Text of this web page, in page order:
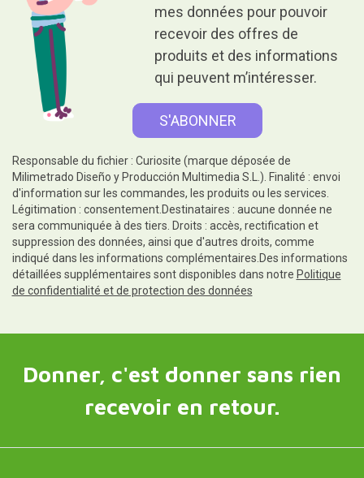
mes données pour pouvoir
recevoir des offres de
produits et des informations
qui peuvent m’intéresser.
Responsable du fichier : Curiosite (marque déposée de
Milimetrado Diseño y Producción Multimedia S.L.). Finalité : envoi
d'information sur les commandes, les produits ou les services.
Légitimation : consentement.Destinataires : aucune donnée ne
sera communiquée à des tiers. Droits : accès, rectification et
suppression des données, ainsi que d'autres droits, comme
indiqué dans les informations complémentaires.Des informations
détaillées supplémentaires sont disponibles dans notre Politique
de confidentialité et de protection des données
Donner, c'est donner sans rien
recevoir en retour.